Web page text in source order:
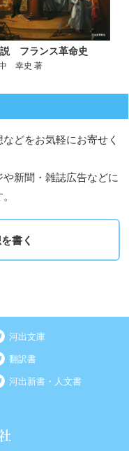
説 フランス革命史
幸史 著
どをお気軽にお寄せく
新聞・雑誌広告などに
書く
河出文庫
翻訳書
河出新書・人文書